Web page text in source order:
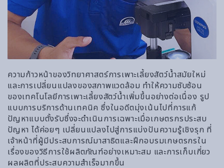
ความก้าวหน้าของวิทยาศาสตร์การเพาะเลี้ยงสัตว์น้ำสมัยใหม่
และการเปลี่ยนแปลงของสภาพแวดล้อม ทำให้ความซับซ้อน
ของเทคโนโลยีการเพาะเลี้ยงสัตว์น้ำเพิ่มขึ้นอย่างต่อเนื่อง รูป
แบบการบริการด้านเทคนิค ซึ่งในอดีตมุ่งเน้นไปที่การแก้
ปัญหาแบบตั้งรับซึ่งจะดำเนินการเฉพาะเมื่อเกษตรกรประสบ
ปัญหา ได้ค่อยๆ เปลี่ยนแปลงไปสู่การแบ่งปันความรู้เชิงรุก ที่
เจ้าหน้าที่ผู้มีประสบการณ์มาสาธิตและฝึกอบรมเกษตรกรใน
เรื่องของวิธีการใช้ผลิตภัณฑ์อย่างเหมาะสม และการเก็บเกี่ยว
ผลผลิตที่ประสบความสำเร็จมากขึ้น